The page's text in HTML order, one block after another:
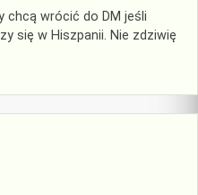
chcą wrócić do DM jeśli
się w Hiszpanii. Nie zdziwię